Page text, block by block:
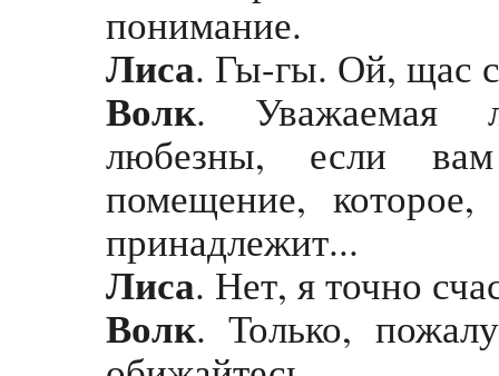
понимание.
Лиса. Гы-гы. Ой, щас
Волк. Уважаемая
любезны, если
помещение,
принадлежит...
Лиса. Нет, я точно
Волк. Только,